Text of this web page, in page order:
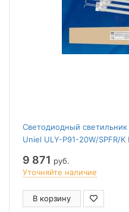
Светодиодный
Uniel ULY-P91-20W/SPFR/
9 871 руб.
Уточняйте наличие
В корзину